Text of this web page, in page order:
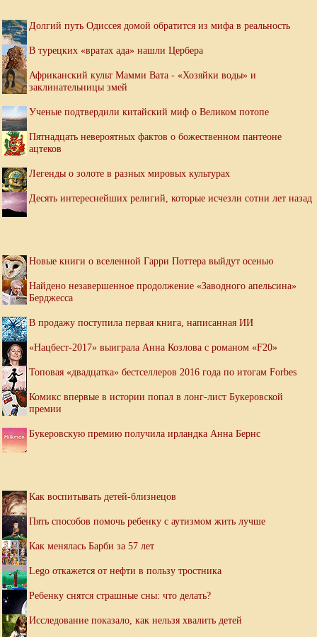
Долгий путь Одиссея домой обратится из мифа в реальность
В турецких «вратах ада» нашли Цербера
Африканский культ Мамми Вата - «Хозяйки воды» и
заклинательницы змей
Ученые подтвердили китайский миф о Великом потопе
Пятнадцать невероятных фактов о божественном пантеоне
ацтеков
Легенды о золоте в разных мировых культурах
Десять интереснейших религий, которые исчезли сотни лет назад
Новые книги о вселенной Гарри Поттера выйдут осенью
Найдено незавершенное продолжение «Заводного апельсина»
Берджесса
В продажу поступила первая книга, написанная ИИ
«Нацбест-2017» выиграла Анна Козлова с романом «F20»
Топовая «двадцатка» бестселлеров 2016 года по итогам Forbes
Комикс впервые в истории попал в лонг-лист Букеровской
премии
Букеровскую премию получила ирландка Анна Бернс
Как воспитывать детей-близнецов
Пять способов помочь ребенку с аутизмом жить лучше
Как менялась Барби за 57 лет
Lego откажется от нефти в пользу тростника
Ребенку снятся страшные сны: что делать?
Исследование показало, как нельзя хвалить детей